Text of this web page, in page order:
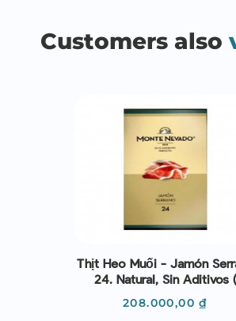
Customers also
Thịt Heo Muối - Jamón
24. Natural, Sin Aditivos (
Giá
208.000,00 ₫